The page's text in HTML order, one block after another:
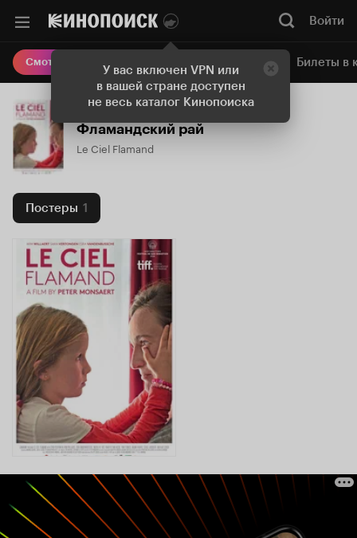
У вас включен VPN или
в вашей стране доступен
не весь каталог Кинопоиска
Войти
Смотреть кино Онлайн-кинотеатр Билеты в
Фламандский рай
Le Ciel Flamand
Постеры 1